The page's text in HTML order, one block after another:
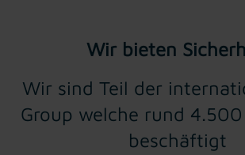
Wir bieten
Wir sind Teil der
Group welche rund
beschäftigt